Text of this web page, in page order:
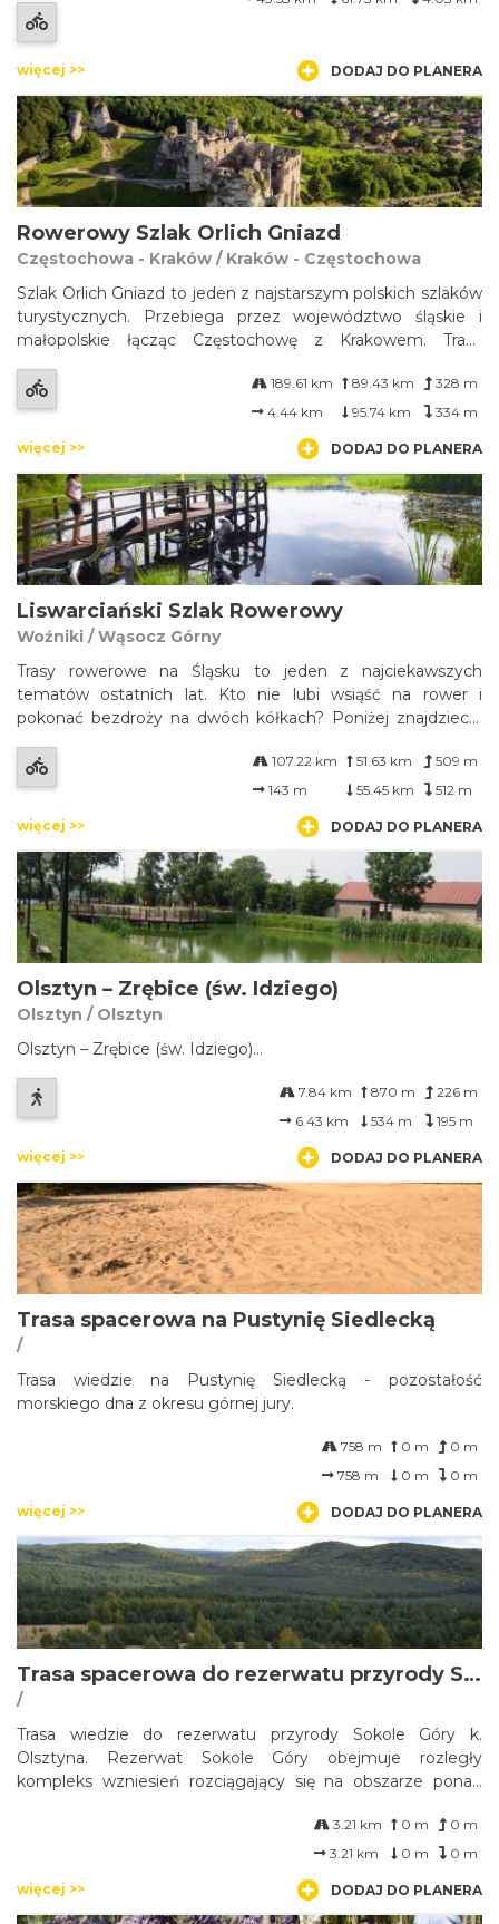
głównie przed najazdem Czechów od strony Śląska.
więcej >> DODAJ DO PLANERA
Rowerowy Szlak Orlich Gniazd
Częstochowa - Kraków / Kraków - Częstochowa
Szlak Orlich Gniazd to jeden z najstarszym polskich szlaków
turystycznych. Przebiega przez województwo śląskie i
małopolskie łącząc Częstochowę z Krakowem. Trasa
pieszy (162km), rowerowy (190km) i konny.
189.61 km 89.43 km
328 m
4.44 km
95.74 km 334 m
więcej >> DODAJ DO PLANERA
Liswarciański Szlak Rowerowy
Woźniki / Wąsocz Górny
Trasy rowerowe na Śląsku to jeden z najciekawszych
tematów ostatnich lat. Kto nie lubi wsiąść na rower i
pokonać bezdroży na dwóch kółkach? Poniżej znajdziecie
Szlak Rowerowy liczy 108km długości, oznaczony jest
kolorem niebieskim i znajduje się w północno-zachodniej
części województwa śląskiego. Rozpoczyna się w
Woźnikach i prowadzi wzdłuż rzeki Liswarty, aż do Wąsosza
Górnego w powiecie kłobuckim, na granicy z woj. łódzkim.
107.22 km 51.63 km
509 m
143 m
55.45 km 512 m
więcej >> DODAJ DO PLANERA
Olsztyn – Zrębice (św. Idziego)
Olsztyn / Olsztyn
Olsztyn – Zrębice (św. Idziego)...
7.84 km 870 m
226 m
6.43 km
534 m 195 m
więcej >> DODAJ DO PLANERA
Trasa spacerowa na Pustynię Siedlecką
/
Trasa wiedzie na Pustynię Siedlecką - pozostałość
morskiego dna z okresu górnej jury.
758 m 0 m
0 m
758 m
0 m 0 m
więcej >> DODAJ DO PLANERA
Trasa spacerowa do rezerwatu przyrody Sokole Góry
/
Trasa wiedzie do rezerwatu przyrody Sokole Góry k.
Olsztyna. Rezerwat Sokole Góry obejmuje rozległy
kompleks wzniesień rozciągający się na obszarze ponad
(najwyższe wzniesienie rezerwatu) i Puchacza.
3.21 km 0 m
0 m
3.21 km
0 m 0 m
więcej >> DODAJ DO PLANERA